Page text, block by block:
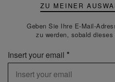
ZU MEINER
Geben Sie Ihre E-Mail-
zu werden, sobald
Insert your email